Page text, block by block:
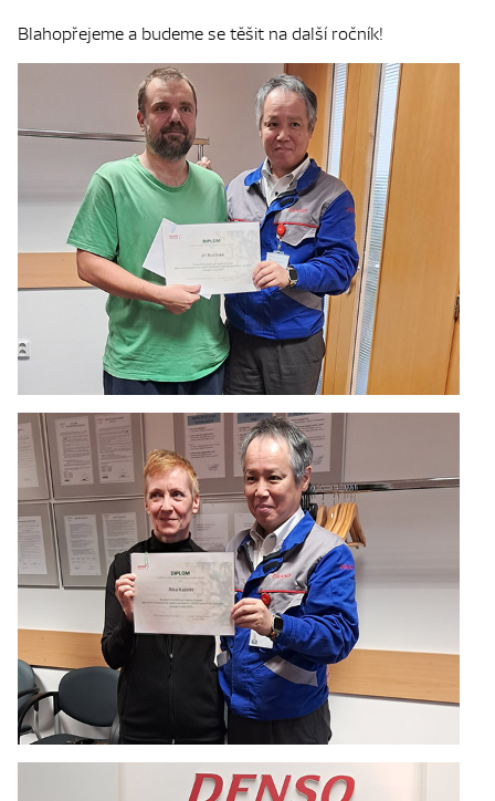
Blahopřejeme a budeme se těšit na další ročník!